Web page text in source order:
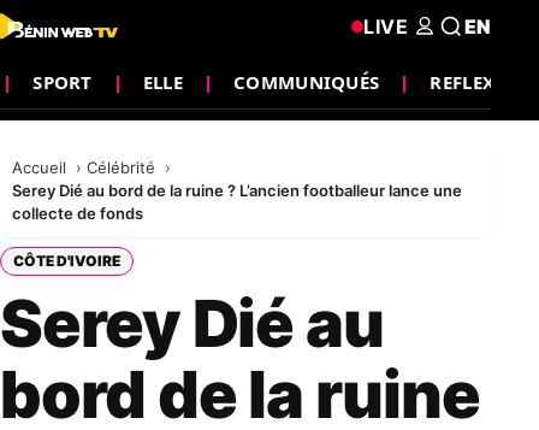
SPORT ELLE COMMUNIQUÉS REFLEXION
LIVE EN
Accueil
Célébrité
Serey Dié au bord de la ruine ? L’ancien footballeur lance une
collecte de fonds
CÔTE D'IVOIRE
Serey Dié au
bord de la ruine